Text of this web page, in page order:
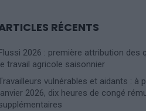
RÉCENTS
2026 : première attribution des
travail agricole saisonnier
vulnérables et aidants : à
2026, dix heures de congé